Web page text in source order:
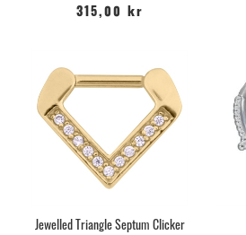
315,00 kr
Jewelled Triangle Septum Clicker